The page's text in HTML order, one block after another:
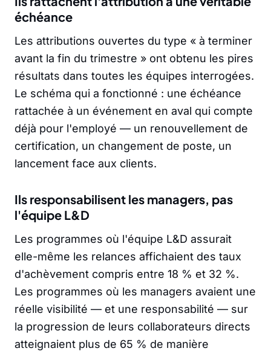
échéance
Les attributions ouvertes du type « à terminer
avant la fin du trimestre » ont obtenu les pires
résultats dans toutes les équipes interrogées.
Le schéma qui a fonctionné : une échéance
rattachée à un événement en aval qui compte
déjà pour l'employé — un renouvellement de
certification, un changement de poste, un
lancement face aux clients.
Ils responsabilisent les managers, pas
l'équipe L&D
Les programmes où l'équipe L&D assurait
elle-même les relances affichaient des taux
d'achèvement compris entre 18 % et 32 %.
Les programmes où les managers avaient une
réelle visibilité — et une responsabilité — sur
la progression de leurs collaborateurs directs
atteignaient plus de 65 % de manière